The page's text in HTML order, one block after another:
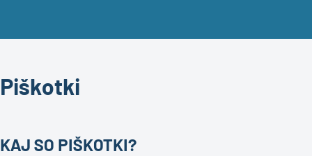
Piškotki
KAJ SO PIŠKOTKI?